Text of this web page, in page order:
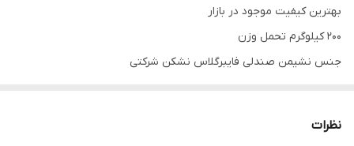
بهترین کیفیت موجود در بازار
200 کیلوگرم تحمل وزن
جنس نشیمن صندلی فایبرگلاس نشکن شرکتی
جنس صفحه میز ام دی اف و در رنگ های صفحه سفید، مشکی، طوسی
نظرات